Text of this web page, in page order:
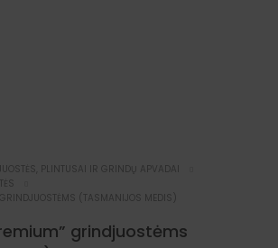
PLINTUSAI IR GRINDŲ APVADAI
(TASMANIJOS MEDIS)
grindjuostėms